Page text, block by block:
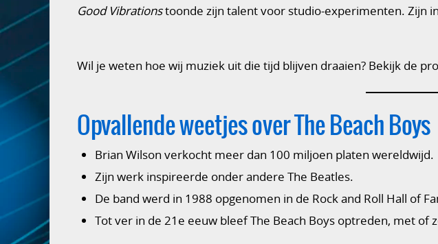
Good Vibrationstoonde zijn talent voor studio-experimenten. Zijn
Wil je weten hoe wij muziek uit die tijd blijven draaien? Bekijk de
Opvallende weetjes over The Beach Boys
Brian Wilson verkocht meer dan 100 miljoen platen wereldwijd.
Zijn werk inspireerde onder andere The Beatles.
De band werd in 1988 opgenomen in de Rock and Roll Hall of
Tot ver in de 21e eeuw bleef The Beach Boys optreden, met of